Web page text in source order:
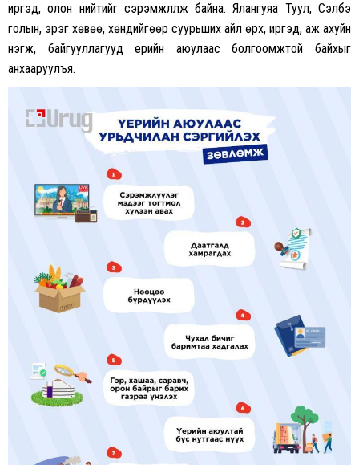
иргэд, олон нийтийг сэрэмжлүүлж байна. Ялангуяа Туул, Сэлбэ
голын, эрэг хөвөө, хөндийгөөр суурьших айл өрх, иргэд, аж ахуйн
нэгж, байгууллагууд үерийн аюулаас болгоомжтой байхыг
анхааруулъя.